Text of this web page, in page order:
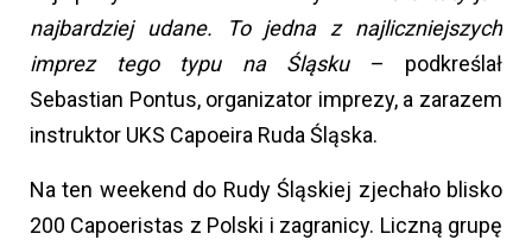
najbardziej udane. To jedna z najliczniejszych
imprez tego typu na Śląsku– podkreślał
Sebastian Pontus, organizator imprezy, a zarazem
instruktor UKS Capoeira Ruda Śląska.
Na ten weekend do Rudy Śląskiej zjechało blisko
200 Capoeristas z Polski i zagranicy. Liczną grupę